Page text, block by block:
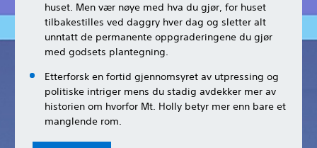
huset. Men vær nøye med hva du gjør, for huset
tilbakestilles ved daggry hver dag og sletter alt
unntatt de permanente oppgraderingene du gjør
med godsets plantegning.
Etterforsk en fortid gjennomsyret av utpressing og
politiske intriger mens du stadig avdekker mer av
historien om hvorfor Mt. Holly betyr mer enn bare et
manglende rom.